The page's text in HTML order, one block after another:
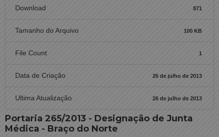
Download 871
Tamanho do Arquivo 100 KB
File Count 1
Data de Criação 26 de julho de 2013
Ultima Atualização 26 de julho de 2013
Portaria 265/2013 - Designação de Junta
Médica - Braço do Norte